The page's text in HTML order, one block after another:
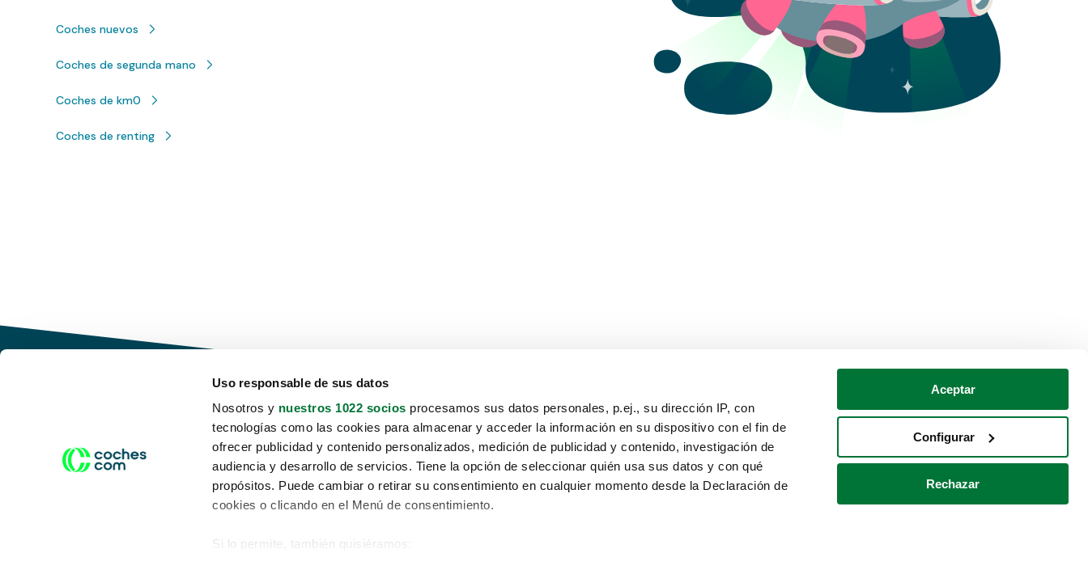
Uso responsable de sus datos
Nosotros y nuestros 1022 socios procesamos sus datos personales, p.ej., su dirección IP, con
tecnologías como las cookies para almacenar y acceder la información en su dispositivo con el fin de
ofrecer publicidad y contenido personalizados, medición de publicidad y contenido, investigación de
audiencia y desarrollo de servicios. Tiene la opción de seleccionar quién usa sus datos y con qué
propósitos. Puede cambiar o retirar su consentimiento en cualquier momento desde la Declaración de
cookies o clicando en el Menú de consentimiento.
Si lo permite, también quisiéramos:
Aceptar
Configurar
Rechazar
Coches nuevos
Coches de segunda mano
Coches de km0
Coches de renting
Conduce tu futuro,
desata tu movilidad